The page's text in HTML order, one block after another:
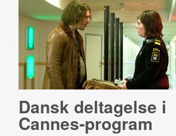
Dansk deltagelse i
Cannes-program